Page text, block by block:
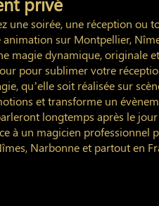
une soirée, une réception ou
animation sur Montpellier,
magie dynamique, originale
pour sublimer votre
qu’elle soit réalisée sur
et transforme un
longtemps après le jour
à un magicien professionnel
Narbonne et partout en